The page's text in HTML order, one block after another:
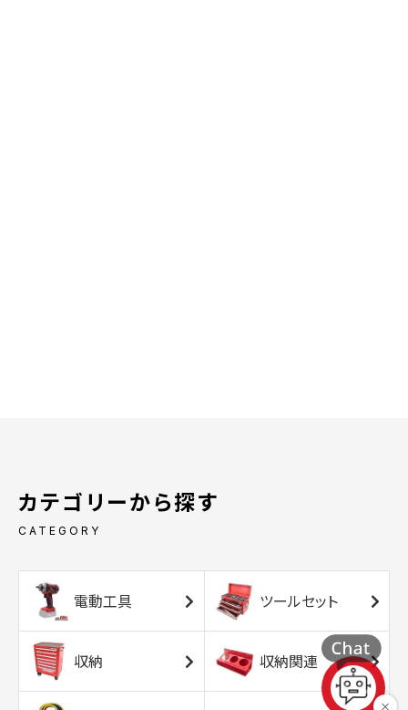
カテゴリーから探す
CATEGORY
電動工具 ツールセット
収納 収納関連